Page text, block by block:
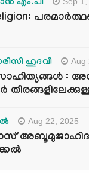
എം.പി
ഹുദവി Aug
സാഹിത്യങ്ങൾ :
Aug 22, 2025